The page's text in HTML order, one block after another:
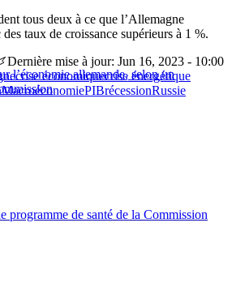
tous deux à ce que l’Allemagne
taux de croissance supérieurs à 1 %.
l’économie allemande, selon un
Dernière mise à jour: Jun 16, 2023 - 10:00
crise économiquecrise énergétique
MacroéconomiePIBrécessionRussie
programme de santé de la Commission